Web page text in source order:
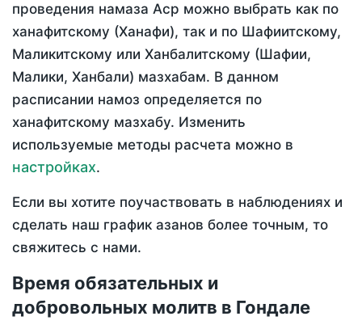
проведения намаза Аср можно выбрать как по
ханафитскому (Ханафи), так и по Шафиитскому,
Маликитскому или Ханбалитскому (Шафии,
Малики, Ханбали) мазхабам. В данном
расписании намоз определяется по
ханафитскому мазхабу. Изменить
используемые методы расчета можно в
настройках.
Если вы хотите поучаствовать в наблюдениях и
сделать наш график азанов более точным, то
свяжитесь с нами.
Время обязательных и
добровольных молитв в Гондале